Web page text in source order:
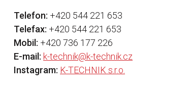
Telefon: +420 544 221 653
Telefax: +420 544 221 653
Mobil: +420 736 177 226
E-mail: k-technik@k-technik.cz
Instagram: K-TECHNIK s.r.o.